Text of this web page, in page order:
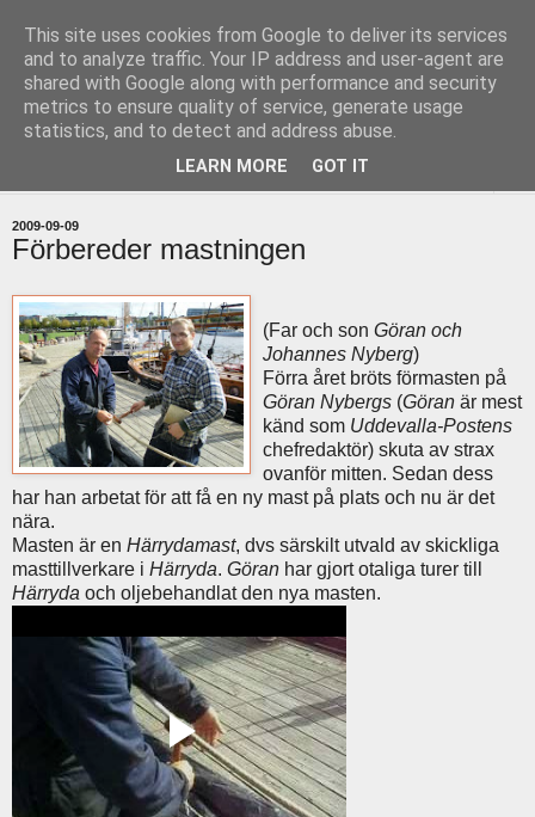
uddevallabloggen.se
med stort och smått från Uddevallas horisont
2009-09-09
Förbereder mastningen
(Far och son Göran och
Johannes Nyberg)
Förra året bröts förmasten på
Göran Nybergs (Göran är mest
känd som Uddevalla-Postens
chefredaktör) skuta av strax
ovanför mitten. Sedan dess
har han arbetat för att få en ny mast på plats och nu är det
nära.
Masten är en Härrydamast, dvs särskilt utvald av skickliga
masttillverkare i Härryda. Göran har gjort otaliga turer till
Härryda och oljebehandlat den nya masten.
This site uses cookies from Google to deliver its services
and to analyze traffic. Your IP address and user-agent are
shared with Google along with performance and security
metrics to ensure quality of service, generate usage
statistics, and to detect and address abuse.
LEARN MORE GOT IT